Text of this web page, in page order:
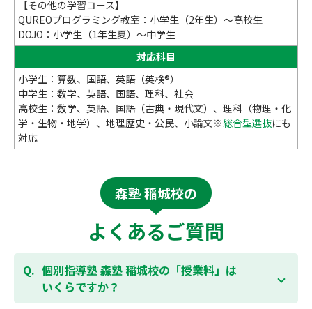
【その他の学習コース】
QUREOプログラミング教室：小学生（2年生）～高校生
DOJO：小学生（1年生夏）～中学生
対応科目
小学生：算数、国語、英語（英検®）
中学生：数学、英語、国語、理科、社会
高校生：数学、英語、国語（古典・現代文）、理科（物理・化
学・生物・地学）、地理歴史・公民、小論文※総合型選抜にも
対応
森塾 稲城校の
よくあるご質問
個別指導塾 森塾 稲城校の「授業料」は
いくらですか？